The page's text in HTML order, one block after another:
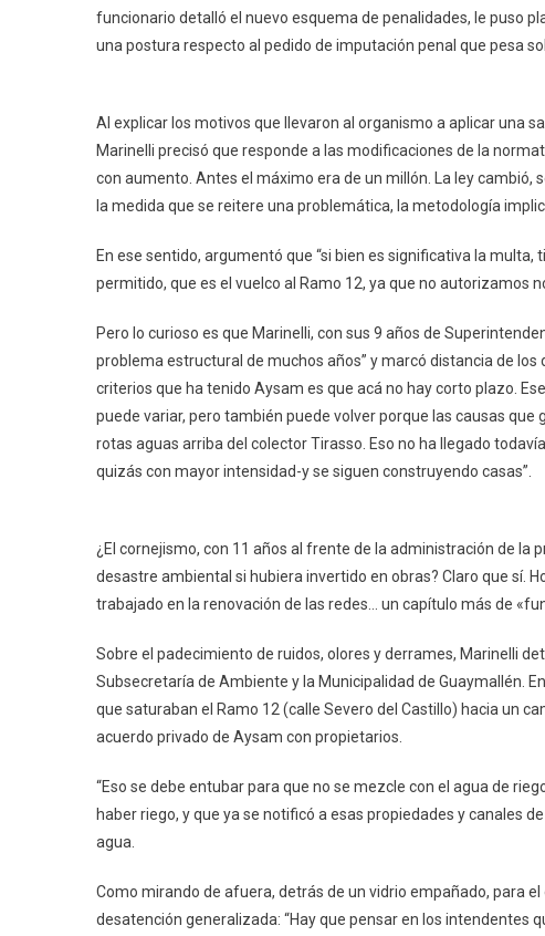
funcionario detalló el nuevo esquema de penalidades, le puso
una postura respecto al pedido de imputación penal que pesa
Al explicar los motivos que llevaron al organismo a aplicar una
Marinelli precisó que responde a las modificaciones de la
con aumento. Antes el máximo era de un millón. La ley cambió,
la medida que se reitere una problemática, la metodología
En ese sentido, argumentó que “si bien es significativa la
permitido, que es el vuelco al Ramo 12, ya que no autorizamos
Pero lo curioso es que Marinelli, con sus 9 años de
problema estructural de muchos años” y marcó distancia de
criterios que ha tenido Aysam es que acá no hay corto plazo.
puede variar, pero también puede volver porque las causas
rotas aguas arriba del colector Tirasso. Eso no ha llegado
quizás con mayor intensidad-y se siguen construyendo casas”.
¿El cornejismo, con 11 años al frente de la administración de
desastre ambiental si hubiera invertido en obras? Claro que sí.
trabajado en la renovación de las redes… un capítulo más de
Sobre el padecimiento de ruidos, olores y derrames, Marinelli
Subsecretaría de Ambiente y la Municipalidad de Guaymallén.
que saturaban el Ramo 12 (calle Severo del Castillo) hacia un
acuerdo privado de Aysam con propietarios.
“Eso se debe entubar para que no se mezcle con el agua de
haber riego, y que ya se notificó a esas propiedades y canales
agua.
Como mirando de afuera, detrás de un vidrio empañado, para
desatención generalizada: “Hay que pensar en los intendentes